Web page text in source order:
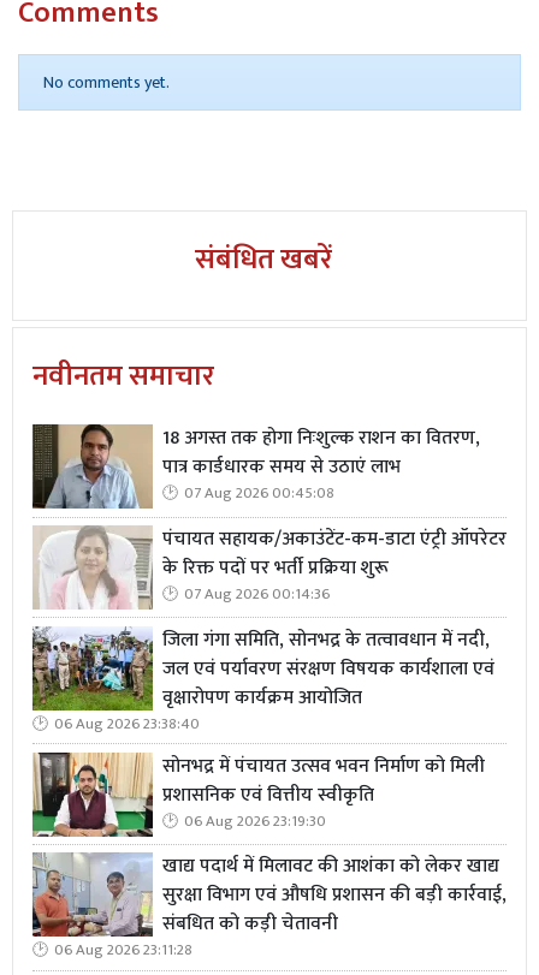
झारखंड में छुट्टी
31 अक्टूबर (शुक्रवार): सरदार वल्लभभाई पटेल जयंती — गुजरात
में बैंक बंद
Comments
No comments yet.
संबंधित खबरें
नवीनतम समाचार
18 अगस्त तक होगा निःशुल्क राशन का वितरण,
पात्र कार्डधारक समय से उठाएं लाभ
07 Aug 2026 00:45:08
पंचायत सहायक/अकाउंटेंट-कम-डाटा एंट्री ऑपरेटर
के रिक्त पदों पर भर्ती प्रक्रिया शुरू
07 Aug 2026 00:14:36
जिला गंगा समिति, सोनभद्र के तत्वावधान में नदी,
जल एवं पर्यावरण संरक्षण विषयक कार्यशाला एवं
वृक्षारोपण कार्यक्रम आयोजित
06 Aug 2026 23:38:40
सोनभद्र में पंचायत उत्सव भवन निर्माण को मिली
प्रशासनिक एवं वित्तीय स्वीकृति
06 Aug 2026 23:19:30
खाद्य पदार्थ में मिलावट की आशंका को लेकर खाद्य
सुरक्षा विभाग एवं औषधि प्रशासन की बड़ी कार्रवाई,
संबधित को कड़ी चेतावनी
06 Aug 2026 23:11:28